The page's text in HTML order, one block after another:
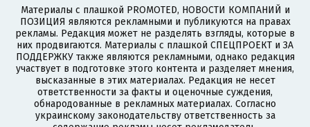
Материалы с плашкой PROMOTED, НОВОСТИ КОМПАНИЙ и
ПОЗИЦИЯ являются рекламными и публикуются на правах
рекламы. Редакция может не разделять взгляды, которые в
них продвигаются. Материалы с плашкой СПЕЦПРОЕКТ и ЗА
ПОДДЕРЖКУ также являются рекламными, однако редакция
участвует в подготовке этого контента и разделяет мнения,
высказанные в этих материалах. Редакция не несет
ответственности за факты и оценочные суждения,
обнародованные в рекламных материалах. Согласно
украинскому законодательству ответственность за